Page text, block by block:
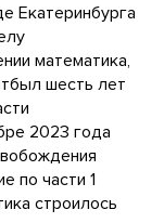
Екатеринбурга
математика,
шесть лет
2023 года
по части 1
строилось